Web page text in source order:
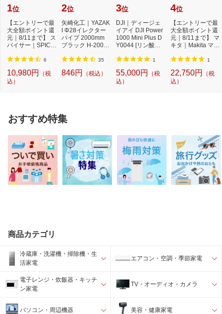
1位
【エントリーで最
大全額ポイント還
元｜8/11まで】 ス
パイサー｜SPICE
ケ...
6
10,980円
（税
込）
2位
矢崎化工｜YAZAK
I Φ28イレクター
パイプ 2000mm
ブラック H-2000-
35
846円 （税込）
3位
DJI｜ディージェ
イアイ DJI Power
1000 Mini Plus D
Y0044 [リン酸鉄
電...
1
55,000円
（税
込）
4位
【エントリーで最
大全額ポイント還
元｜8/11まで】 マ
キタ｜Makita マキ
1
22,750円
（税
込）
おすすめ特集
商品カテゴリ
冷蔵庫・洗濯機・掃除機・生
活家電
エアコン・空調・季節家電
電子レンジ・炊飯器・キッチ
ン家電
TV・オーディオ・カメラ
パソコン・周辺機器 美容・健康家電